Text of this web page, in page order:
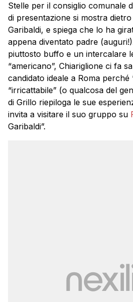
Stelle per il consiglio comunale
di presentazione si mostra
Garibaldi, e spiega che lo ha
appena diventato padre
piuttosto buffo e un intercalare
“americano”, Chiariglione ci fa
candidato ideale a Roma perché
“irricattabile” (o qualcosa del
di Grillo riepiloga le sue
invita a visitare il suo gruppo su
Garibaldi”.